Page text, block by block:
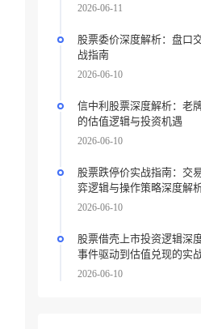
2026-06-11
股票委价深度解析：盘口
战指南
2026-06-10
信中利股票深度解析：老
的估值逻辑与投资机遇
2026-06-10
股票跌停价实战指南：交
弈逻辑与操作策略深度解
2026-06-10
股票借壳上市投资逻辑深
事件驱动到估值兑现的实
2026-06-10